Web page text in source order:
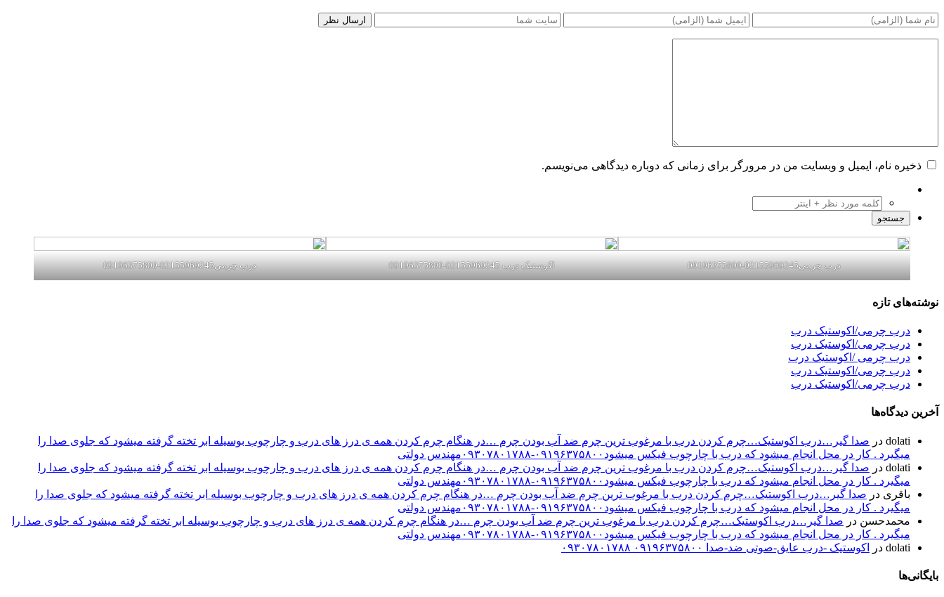
ذخیره نام، ایمیل و وبسایت من در مرورگر برای زمانی که دوباره دیدگاهی می‌نویسم.
درب چرمی02155969245-09196375800 اکوستیک درب 02155969245-09196375800 درب چرمی02155969245-09196375800
نوشته‌های تازه
درب چرمی/اکوستیک درب
درب چرمی/اکوستیک درب
درب چرمی /اکوستیک درب
درب چرمی/اکوستیک درب
درب چرمی/اکوستیک درب
آخرین دیدگاه‌ها
dolati در صدا گیر…درب اکوستیک…چرم کردن درب با مرغوب ترین چرم ضد آب بودن چرم …در هنگام چرم کردن همه ی درز های درب و چارچوب بوسیله ابر تخته گرفته میشود که جلوی صدا را
میگیرد . کار در محل انجام میشود که درب با چارچوب فیکس میشود۰۹۱۹۶۳۷۵۸۰۰-۰۹۳۰۷۸۰۱۷۸۸مهندس دولتی
dolati در صدا گیر…درب اکوستیک…چرم کردن درب با مرغوب ترین چرم ضد آب بودن چرم …در هنگام چرم کردن همه ی درز های درب و چارچوب بوسیله ابر تخته گرفته میشود که جلوی صدا را
میگیرد . کار در محل انجام میشود که درب با چارچوب فیکس میشود۰۹۱۹۶۳۷۵۸۰۰-۰۹۳۰۷۸۰۱۷۸۸مهندس دولتی
باقری در صدا گیر…درب اکوستیک…چرم کردن درب با مرغوب ترین چرم ضد آب بودن چرم …در هنگام چرم کردن همه ی درز های درب و چارچوب بوسیله ابر تخته گرفته میشود که جلوی صدا را
میگیرد . کار در محل انجام میشود که درب با چارچوب فیکس میشود۰۹۱۹۶۳۷۵۸۰۰-۰۹۳۰۷۸۰۱۷۸۸مهندس دولتی
محمدحسن در صدا گیر…درب اکوستیک…چرم کردن درب با مرغوب ترین چرم ضد آب بودن چرم …در هنگام چرم کردن همه ی درز های درب و چارچوب بوسیله ابر تخته گرفته میشود که جلوی صدا را
میگیرد . کار در محل انجام میشود که درب با چارچوب فیکس میشود۰۹۱۹۶۳۷۵۸۰۰-۰۹۳۰۷۸۰۱۷۸۸مهندس دولتی
dolati در اکوستیک -درب عایق-صوتی ضد-صدا ۰۹۱۹۶۳۷۵۸۰۰ ۰۹۳۰۷۸۰۱۷۸۸
بایگانی‌ها